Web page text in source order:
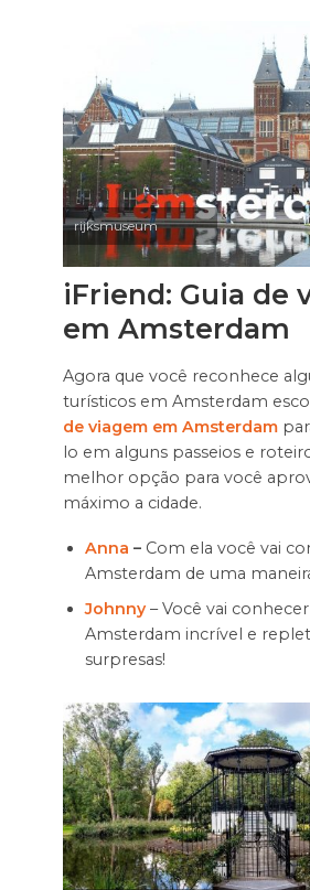
rijksmuseum
iFriend: Guia de
em Amsterdam
Agora que você reconhece
turísticos em Amsterdam
de viagem em Amsterdam
lo em alguns passeios e
melhor opção para você
máximo a cidade.
Anna – Com ela você vai
Amsterdam de uma
Johnny– Você vai
Amsterdam incrível e
surpresas!